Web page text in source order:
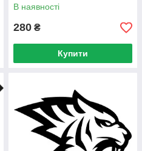
В наявності
280 ₴
Купити